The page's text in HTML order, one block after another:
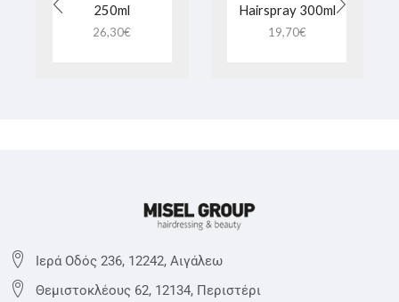
250ml
26,30€
Hairspray 300ml
19,70€
Ιερά Οδός 236, 12242, Αιγάλεω
Θεμιστoκλέους 62, 12134, Περιστέρι